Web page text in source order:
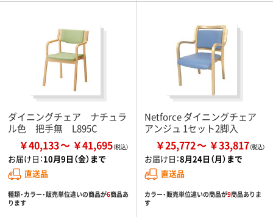
ダイニングチェア ナチュラ
ル色 把手無 L895C
￥40,133 ￥41,695
お届け日：10月9日（金）まで
直送品
種類・カラー・販売単位違いの商品が6商品あ
ります
Netforce ダイニングチェア
アンジュ 1セット2脚入
￥25,772 ￥33,817
お届け日：8月24日（月）まで
直送品
カラー・販売単位違いの商品が9商品ありま
す